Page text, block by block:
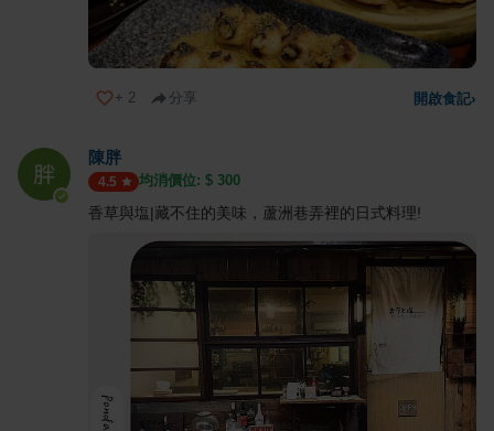
+ 2 分享 開啟食記›
陳胖
4.5 均消價位: $ 300
香草與塩|藏不住的美味，蘆洲巷弄裡的日式料理!